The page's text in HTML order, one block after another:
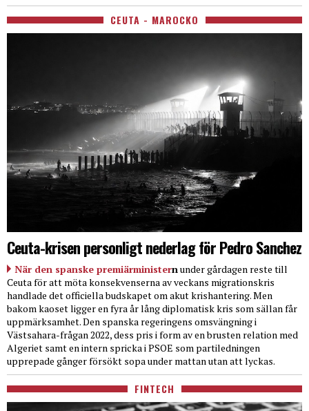
CEUTA - MAROCKO
Ceuta-krisen personligt nederlag för Pedro Sanchez
När den spanske premiärministernunder gårdagen reste till
Ceuta för att möta konsekvenserna av veckans migrationskris
handlade det officiella budskapet om akut krishantering. Men
bakom kaoset ligger en fyra år lång diplomatisk kris som sällan får
uppmärksamhet. Den spanska regeringens omsvängning i
Västsahara-frågan 2022, dess pris i form av en brusten relation med
Algeriet samt en intern spricka i PSOE som partiledningen
upprepade gånger försökt sopa under mattan utan att lyckas.
FINTECH